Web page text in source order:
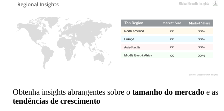
XX%
XX
XX%
XX
XX%
XX
XX%
XX
Obtenha insights abrangentes sobre o tamanho do mercado e as
tendências de crescimento